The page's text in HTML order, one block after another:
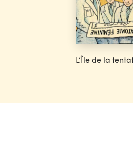
L’Île de la